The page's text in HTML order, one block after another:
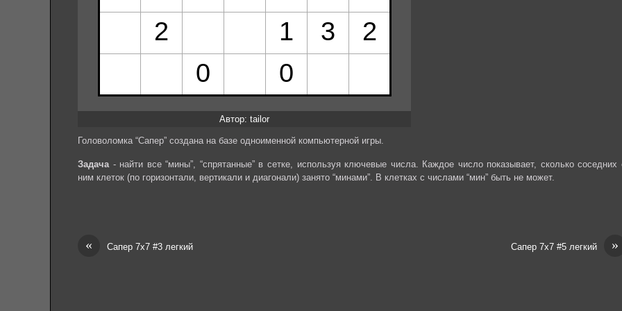
Автор: tailor
Головоломка “Сапер” создана на базе одноименной компьютерной игры.
Задача- найти все “мины”, “спрятанные” в сетке, используя ключевые числа. Каждое число показывает, сколько соседних
ним клеток (по горизонтали, вертикали и диагонали) занято “минами”. В клетках с числами “мин” быть не может.
« Сапер 7х7 #3 легкий »
Сапер 7х7 #5 легкий